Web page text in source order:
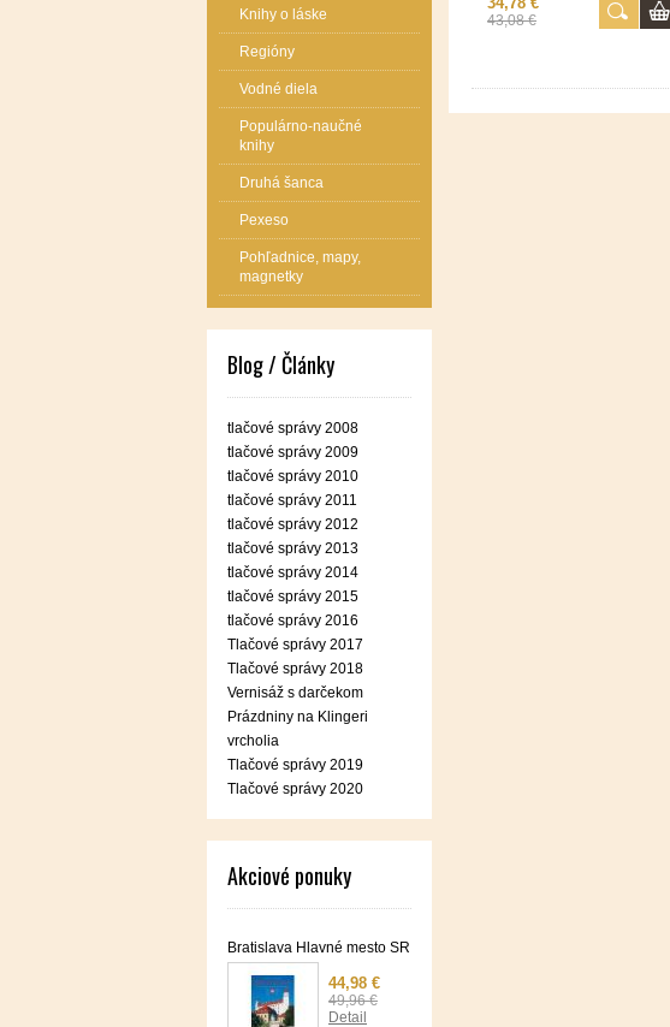
Knihy o láske
Regióny
Vodné diela
Populárno-naučné
knihy
Druhá šanca
Pexeso
Pohľadnice, mapy,
magnetky
Blog / Články
tlačové správy 2008
tlačové správy 2009
tlačové správy 2010
tlačové správy 2011
tlačové správy 2012
tlačové správy 2013
tlačové správy 2014
tlačové správy 2015
tlačové správy 2016
Tlačové správy 2017
Tlačové správy 2018
Vernisáž s darčekom
Prázdniny na Klingeri
vrcholia
Tlačové správy 2019
Tlačové správy 2020
Akciové ponuky
Bratislava Hlavné mesto SR
44,98 €
49,96 €
Detail
43,08 €